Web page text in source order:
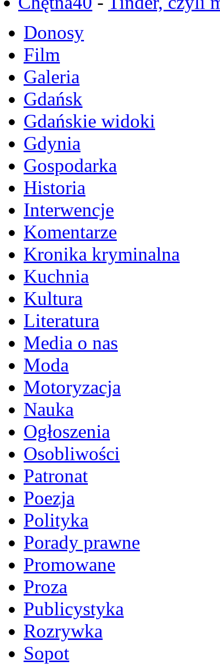
Donosy
Film
Galeria
Gdańsk
Gdańskie widoki
Gdynia
Gospodarka
Historia
Interwencje
Komentarze
Kronika kryminalna
Kuchnia
Kultura
Literatura
Media o nas
Moda
Motoryzacja
Nauka
Ogłoszenia
Osobliwości
Patronat
Poezja
Polityka
Porady prawne
Promowane
Proza
Publicystyka
Rozrywka
Sopot